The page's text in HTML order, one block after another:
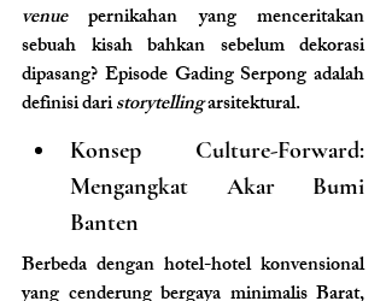
venue pernikahan yang menceritakan
sebuah kisah bahkan sebelum dekorasi
dipasang? Episode Gading Serpong adalah
definisi dari storytelling arsitektural.
Konsep Culture-Forward:
Mengangkat Akar Bumi
Banten
Berbeda dengan hotel-hotel konvensional